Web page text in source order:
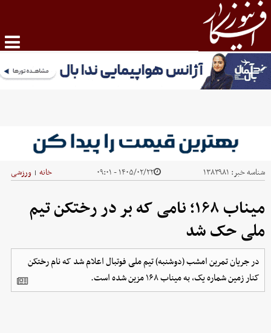
شناسه خبر: ۱۳۸۳۹۸۱ ۱۴۰۵/۰۲/۲۲ - ۰۹:۰۱ خانه | ورزشی
میناب ۱۶۸؛ نامی که بر در رختکن تیم
ملی حک شد
در جریان تمرین امشب (دوشنبه) تیم ملی فوتبال اعلام شد که نام رختکن
کنار زمین شماره یک، به میناب ۱۶۸ مزین شده است.